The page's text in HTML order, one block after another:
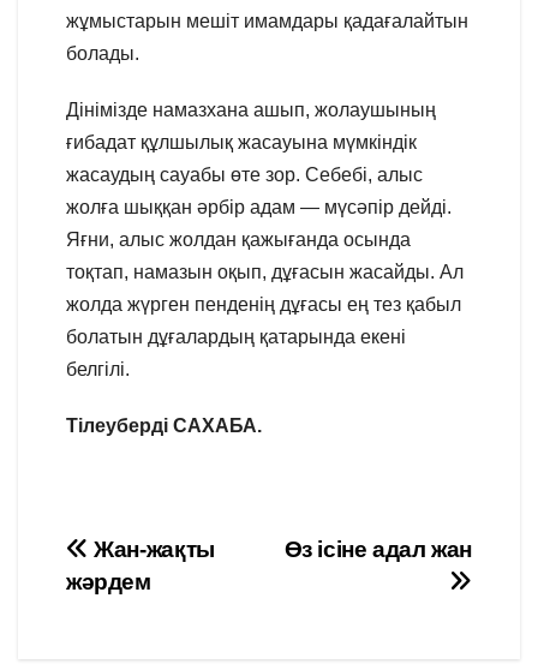
жұмыстарын мешіт имамдары қадағалайтын
болады.
Дінімізде намазхана ашып, жолаушының
ғибадат құлшылық жасауына мүмкіндік
жасаудың сауабы өте зор. Себебі, алыс
жолға шыққан әрбір адам — мүсәпір дейді.
Яғни, алыс жолдан қажығанда осында
тоқтап, намазын оқып, дұғасын жасайды. Ал
жолда жүрген пенденің дұғасы ең тез қабыл
болатын дұғалардың қатарында екені
белгілі.
Тілеуберді САХАБА.
Навигация
по
Өз ісіне адал жан
Жан-жақты
жәрдем